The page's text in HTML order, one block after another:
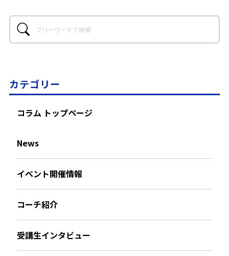
カテゴリー
コラム トップページ
News
イベント開催情報
コーチ紹介
受講生インタビュー